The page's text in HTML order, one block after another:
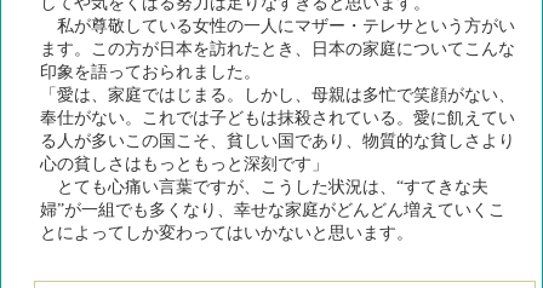
私が尊敬している女性の一人にマザー・テレサという方がい
ます。この方が日本を訪れたとき、日本の家庭についてこんな
印象を語っておられました。
「愛は、家庭ではじまる。しかし、母親は多忙で笑顔がない、
奉仕がない。これでは子どもは抹殺されている。愛に飢えてい
る人が多いこの国こそ、貧しい国であり、物質的な貧しさより
心の貧しさはもっともっと深刻です」
とても心痛い言葉ですが、こうした状況は、“すてきな夫
婦”が一組でも多くなり、幸せな家庭がどんどん増えていくこ
とによってしか変わってはいかないと思います。